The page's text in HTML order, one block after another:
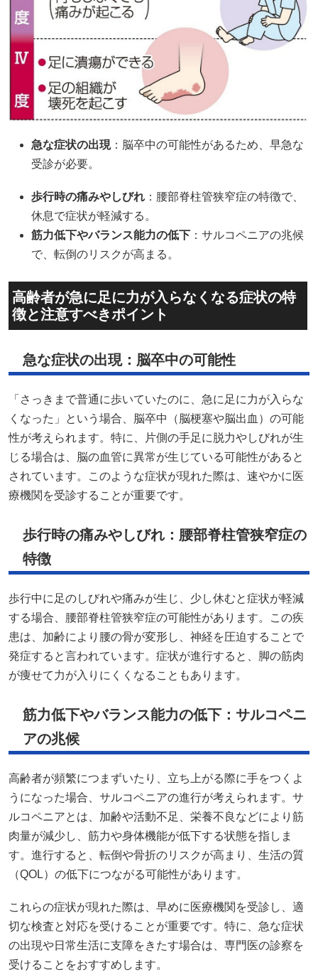
急な症状の出現：脳卒中の可能性があるため、早急な
受診が必要。
歩行時の痛みやしびれ ：腰部脊柱管狭窄症の特徴で、
休息で症状が軽減する。
筋力低下やバランス能力の低下 ：サルコペニアの兆候
で、転倒のリスクが高まる。
高齢者が急に足に力が入らなくなる症状の特
徴と注意すべきポイント
急な症状の出現：脳卒中の可能性
「さっきまで普通に歩いていたのに、急に足に力が入らな
くなった」という場合、脳卒中（脳梗塞や脳出血）の可能
性が考えられます。特に、片側の手足に脱力やしびれが生
じる場合は、脳の血管に異常が生じている可能性があると
されています。このような症状が現れた際は、速やかに医
療機関を受診することが重要です。
歩行時の痛みやしびれ：腰部脊柱管狭窄症の
特徴
歩行中に足のしびれや痛みが生じ、少し休むと症状が軽減
する場合、腰部脊柱管狭窄症の可能性があります。この疾
患は、加齢により腰の骨が変形し、神経を圧迫することで
発症すると言われています。症状が進行すると、脚の筋肉
が痩せて力が入りにくくなることもあります。
筋力低下やバランス能力の低下：サルコペニ
アの兆候
高齢者が頻繁につまずいたり、立ち上がる際に手をつくよ
うになった場合、サルコペニアの進行が考えられます。サ
ルコペニアとは、加齢や活動不足、栄養不良などにより筋
肉量が減少し、筋力や身体機能が低下する状態を指しま
す。進行すると、転倒や骨折のリスクが高まり、生活の質
（QOL）の低下につながる可能性があります。
これらの症状が現れた際は、早めに医療機関を受診し、適
切な検査と対応を受けることが重要です。特に、急な症状
の出現や日常生活に支障をきたす場合は、専門医の診察を
受けることをおすすめします。